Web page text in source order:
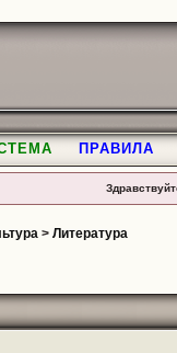
ПРАВИЛА
> Литература